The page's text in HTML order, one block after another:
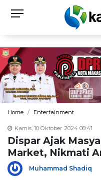
Home Entertainment
Kamis, 10 Oktober 2024 08:41
Dispar Ajak
Market, Nikmati
Muhammad Shadiq